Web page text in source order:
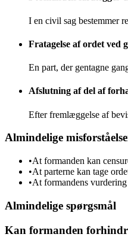
I en civil sag bestemmer
Fratagelse af ordet ved
En part, der gentagne
Afslutning af del af
Efter fremlæggelse af
Almindelige
•At formanden kan
•At parterne kan tage
•At formandens
Almindelige spørgsmål
Kan formanden